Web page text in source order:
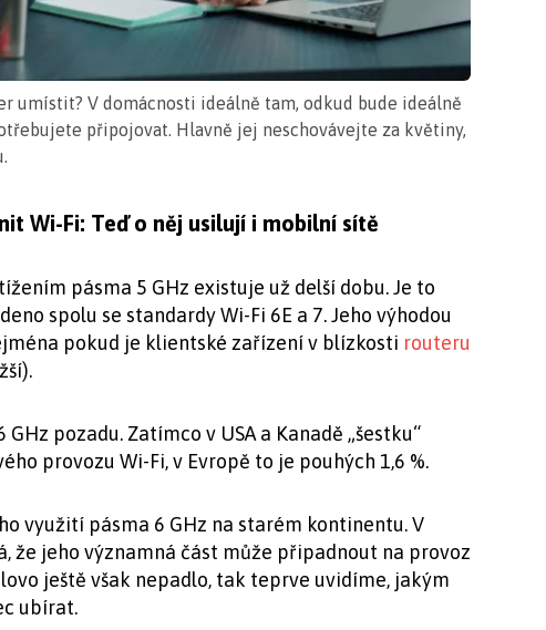
umístit? V domácnosti ideálně tam, odkud bude ideálně
připojovat. Hlavně jej neschovávejte za květiny,
Wi-Fi: Teď o něj usilují i mobilní sítě
pásma 5 GHz existuje už delší dobu. Je to
spolu se standardy Wi-Fi 6E a 7. Jeho výhodou
pokud je klientské zařízení v blízkosti routeru
pozadu. Zatímco v USA a Kanadě „šestku“
provozu Wi-Fi, v Evropě to je pouhých 1,6 %.
využití pásma 6 GHz na starém kontinentu. V
že jeho významná část může připadnout na provoz
ještě však nepadlo, tak teprve uvidíme, jakým
ubírat.